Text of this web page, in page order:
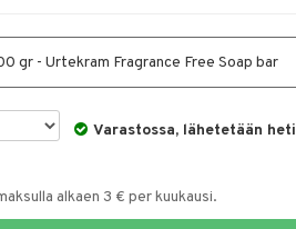
gr - Urtekram Fragrance Free Soap bar
Varastossa, lähetetään heti
alkaen 3 € per kuukausi.